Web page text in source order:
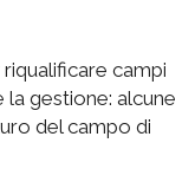
campi
gestione: alcune
del campo di